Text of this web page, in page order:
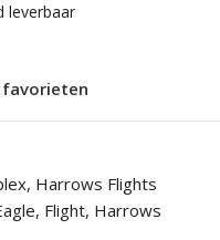
leverbaar
, Harrows Flights
, Flight, Harrows